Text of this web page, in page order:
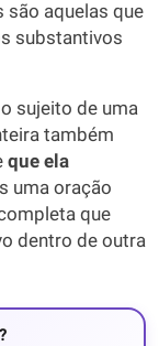
aquelas que
substantivos
sujeito de uma
também
que ela
uma oração
que
dentro de outra